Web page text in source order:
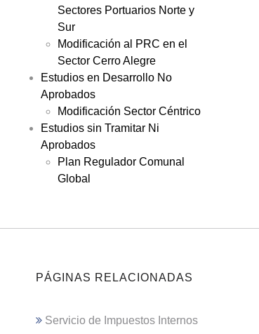
Sectores Portuarios Norte y
Sur
Modificación al PRC en el
Sector Cerro Alegre
Estudios en Desarrollo No
Aprobados
Modificación Sector Céntrico
Estudios sin Tramitar Ni
Aprobados
Plan Regulador Comunal
Global
PÁGINAS RELACIONADAS
Servicio de Impuestos Internos